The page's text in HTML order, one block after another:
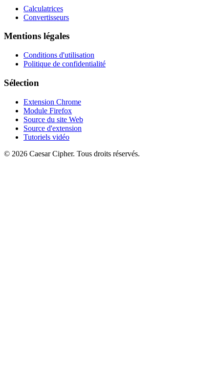
Calculatrices
Convertisseurs
Mentions légales
Conditions d'utilisation
Politique de confidentialité
Sélection
Extension Chrome
Module Firefox
Source du site Web
Source d'extension
Tutoriels vidéo
© 2026 Caesar Cipher. Tous droits réservés.